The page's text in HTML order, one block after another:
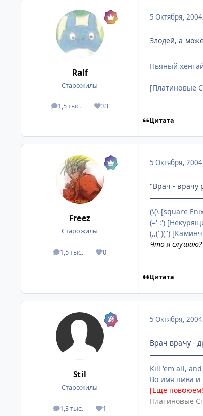
Ralf
Старожилы
1,5 тыс.
посты 33
Репутация
5 Октября, 2004
Злодей, а
Пьяный
[Платиновые
Цитата
Freez
Старожилы
1,5 тыс.
посты 0
Репутация
5 Октября, 2004
"Врач - врачу
(\(\ [square
(=' :')
(,,('')('')
Что я слушаю?
Цитата
Stil
Старожилы
1,3 тыс.
посты 1
Репутация
5 Октября, 2004
Врач врачу -
Kill 'em all,
Во имя пива и
[Еще
Платиновые